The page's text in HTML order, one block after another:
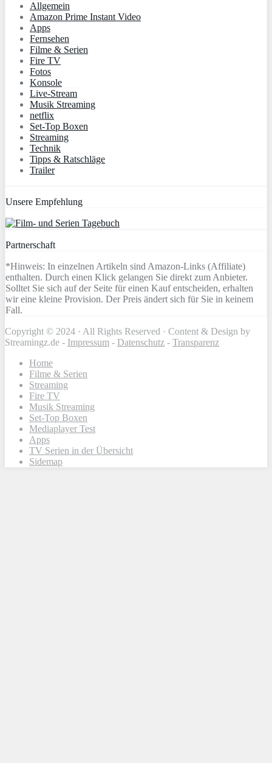
Allgemein
Amazon Prime Instant Video
Apps
Fernsehen
Filme & Serien
Fire TV
Fotos
Konsole
Live-Stream
Musik Streaming
netflix
Set-Top Boxen
Streaming
Technik
Tipps & Ratschläge
Trailer
Unsere Empfehlung
Partnerschaft
*Hinweis: In einzelnen Artikeln sind Amazon-Links (Affiliate)
enthalten. Durch einen Klick gelangen Sie direkt zum Anbieter.
Solltet Sie sich auf der Seite für einen Kauf entscheiden, erhalten
wir eine kleine Provision. Der Preis ändert sich für Sie in keinem
Fall.
Copyright © 2024 · All Rights Reserved · Content & Design by
Streamingz.de - Impressum - Datenschutz - Transparenz
Home
Filme & Serien
Streaming
Fire TV
Musik Streaming
Set-Top Boxen
Mediaplayer Test
Apps
TV Serien in der Übersicht
Sidemap